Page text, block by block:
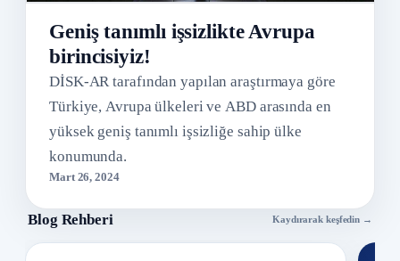
Geniş tanımlı işsizlikte Avrupa
birincisiyiz!
DİSK-AR tarafından yapılan araştırmaya göre
Türkiye, Avrupa ülkeleri ve ABD arasında en
yüksek geniş tanımlı işsizliğe sahip ülke
konumunda.
Mart 26, 2024
Blog Rehberi Kaydırarak keşfedin →